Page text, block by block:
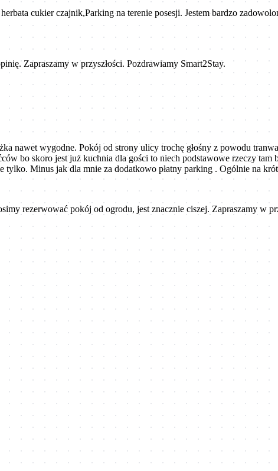
cukier czajnik,Parking na terenie posesji. Jestem bardzo
Zapraszamy w przyszłości. Pozdrawiamy Smart2Stay.
nawet wygodne. Pokój od strony ulicy trochę głośny z powodu
bo skoro jest już kuchnia dla gości to niech podstawowe rzeczy
tylko. Minus jak dla mnie za dodatkowo płatny parking . Ogólnie na
rezerwować pokój od ogrodu, jest znacznie ciszej. Zapraszamy w